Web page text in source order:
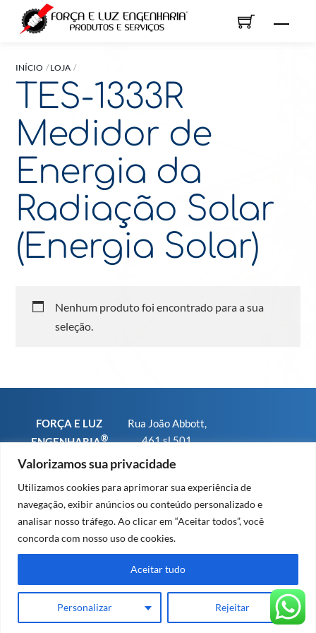
Valorizamos sua privacidade
Utilizamos cookies para aprimorar sua experiência de
navegação, exibir anúncios ou conteúdo personalizado e
analisar nosso tráfego. Ao clicar em “Aceitar todos”, você
concorda com nosso uso de cookies.
Personalizar Rejeitar
Aceitar tudo
INÍCIO LOJA
TES-1333R
Medidor de
Energia da
Radiação Solar
(Energia Solar)
Nenhum produto foi encontrado para a sua
seleção.
FORÇA E LUZ
ENGENHARIA®
25
CREA-RS sob n°
91.569
CREA-SC sob n°
Rua João Abbott,
461 sl 501
Bairro Petrópolis
Porto Alegre RS
Fone/WhatsApp:
+55 (51) 9 8479
2379